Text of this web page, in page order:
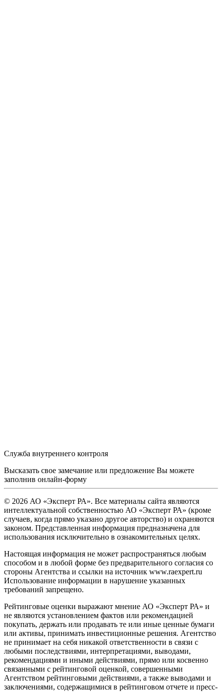
Служба внутреннего контроля
Высказать свое замечание или предложение Вы можете
заполнив онлайн-форму
© 2026 АО «Эксперт РА». Все материалы сайта являются
интеллектуальной собственностью АО «Эксперт РА» (кроме
случаев, когда прямо указано другое авторство) и охраняются
законом. Представленная информация предназначена для
использования исключительно в ознакомительных целях.
Настоящая информация не может распространяться любым
способом и в любой форме без предварительного согласия со
стороны Агентства и ссылки на источник www.raexpert.ru
Использование информации в нарушение указанных
требований запрещено.
Рейтинговые оценки выражают мнение АО «Эксперт РА» и
не являются установлением фактов или рекомендацией
покупать, держать или продавать те или иные ценные бумаги
или активы, принимать инвестиционные решения. Агентство
не принимает на себя никакой ответственности в связи с
любыми последствиями, интерпретациями, выводами,
рекомендациями и иными действиями, прямо или косвенно
связанными с рейтинговой оценкой, совершенными
Агентством рейтинговыми действиями, а также выводами и
заключениями, содержащимися в рейтинговом отчете и пресс-